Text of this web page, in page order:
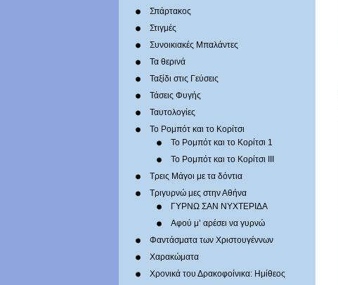
Σπάρτακος
Στιγμές
Συνοικιακές Μπαλάντες
Τα θερινά
Ταξίδι στις Γεύσεις
Τάσεις Φυγής
Ταυτολογίες
Το Ρομπότ και το Κορίτσι
Το Ρομπότ και το Κορίτσι 1
Το Ρομπότ και το Κορίτσι III
Τρεις Μάγοι με τα δόντια
Τριγυρνώ μες στην Αθήνα
ΓΥΡΝΩ ΣΑΝ ΝΥΧΤΕΡΙΔΑ
Αφού μ’ αρέσει να γυρνώ
Φαντάσματα των Χριστουγέννων
Χαρακώματα
Χρονικά του Δρακοφοίνικα: Ημίθεος